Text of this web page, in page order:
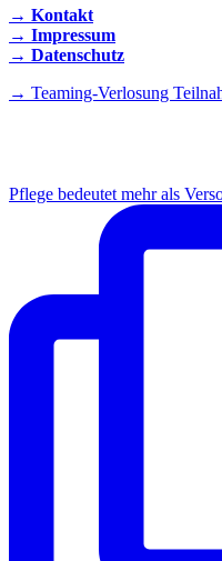
→ Kontakt
→ Impressum
→ Datenschutz
→ Teaming-Verlosung
Pflege bedeutet mehr als